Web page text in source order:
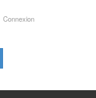
Connexion